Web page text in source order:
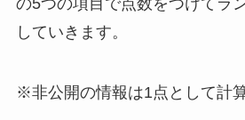
の5つの項目で点数をつけてラ
していきます。
※非公開の情報は1点として計